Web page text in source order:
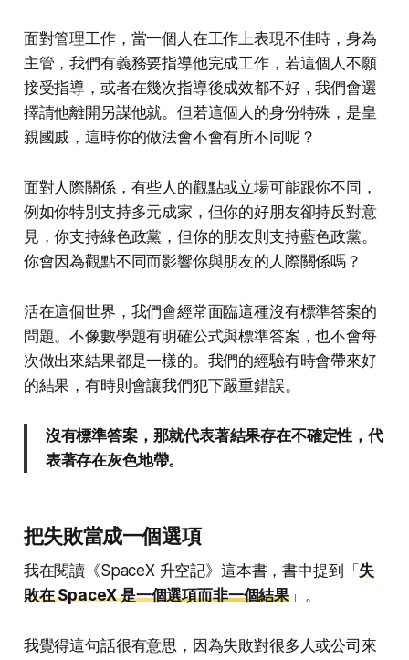
面對管理工作，當一個人在工作上表現不佳時，身為
主管，我們有義務要指導他完成工作，若這個人不願
接受指導，或者在幾次指導後成效都不好，我們會選
擇請他離開另謀他就。但若這個人的身份特殊，是皇
親國戚，這時你的做法會不會有所不同呢？
面對人際關係，有些人的觀點或立場可能跟你不同，
例如你特別支持多元成家，但你的好朋友卻持反對意
見，你支持綠色政黨，但你的朋友則支持藍色政黨。
你會因為觀點不同而影響你與朋友的人際關係嗎？
活在這個世界，我們會經常面臨這種沒有標準答案的
問題。不像數學題有明確公式與標準答案，也不會每
次做出來結果都是一樣的。我們的經驗有時會帶來好
的結果，有時則會讓我們犯下嚴重錯誤。
沒有標準答案，那就代表著結果存在不確定性，代
表著存在灰色地帶。
把失敗當成一個選項
我在閱讀《SpaceX 升空記》這本書，書中提到「失
敗在 SpaceX 是一個選項而非一個結果 」。
我覺得這句話很有意思，因為失敗對很多人或公司來